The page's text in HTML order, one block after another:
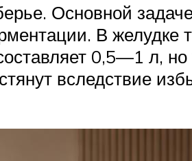
Основной
В желудке
0,5—1 л,
вследствие